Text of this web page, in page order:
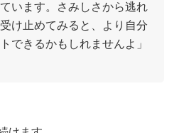
います。さみしさから逃れ
け止めてみると、より自分
できるかもしれませんよ」